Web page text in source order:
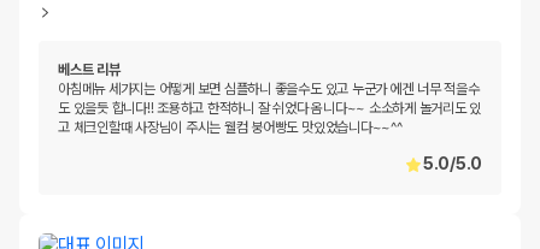
베스트 리뷰
아침메뉴 세가지는 어떻게 보면 심플하니 좋을수도 있고 누군가 에겐 너무 적을수
도 있을듯 합니다!! 조용하고 한적하니 잘 쉬었다 옴니다~~ 소소하게 놀거리도 있
고 체크인할때 사장님이 주시는 웰컴 붕어빵도 맛있었습니다~~^^
5.0/5.0